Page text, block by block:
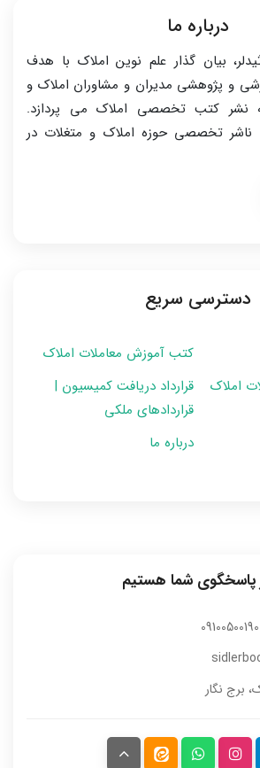
درباره ما
بیان گذار علم نوین املاک با هدف
و پژوهشی مدیران و مشاوران املاک و
نشر کتب تخصصی املاک می پردازد.
ناشر تخصصی حوزه املاک و متغلات در
دسترسی سریع
کتب آموزش معاملات املاک
املاک
قرارداد دریافت کمیسیون |
قراردادهای ملکی
درباره ما
برج نگار